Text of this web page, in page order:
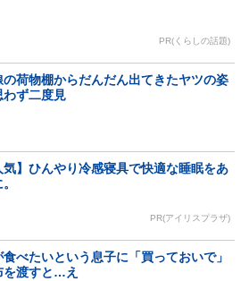
PR(くらしの話題)
の荷物棚からだんだん出てきたヤツの姿
ず二度見
気】ひんやり冷感寝具で快適な睡眠をあ
PR(アイリスプラザ)
べたいという息子に「買っておいで」
を渡すと…え